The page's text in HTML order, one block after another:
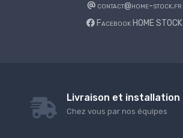
contact@home-stock.fr
Facebook HOME STOCK
Livraison et installation
Chez vous par nos équipes